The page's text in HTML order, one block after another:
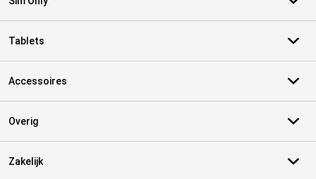
Tablets
Accessoires
Overig
Zakelijk